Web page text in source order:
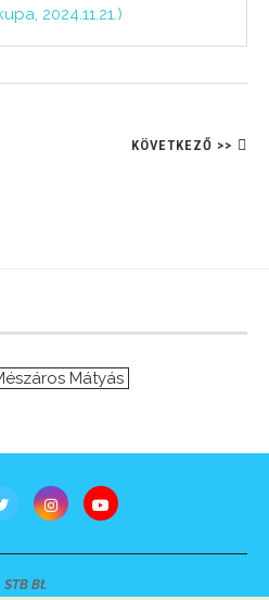
2024.11.21.)
KÖVETKEZŐ >>
Mátyás
STB Bt.